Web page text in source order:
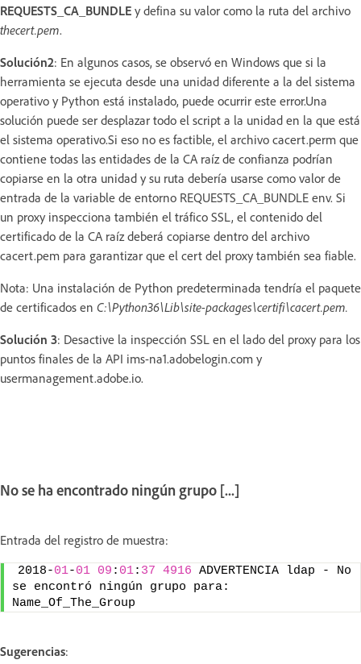
REQUESTS_CA_BUNDLE y defina su valor como la ruta del archivo
thecert.pem.
Solución2: En algunos casos, se observó en Windows que si la
herramienta se ejecuta desde una unidad diferente a la del sistema
operativo y Python está instalado, puede ocurrir este error.Una
solución puede ser desplazar todo el script a la unidad en la que está
el sistema operativo.Si eso no es factible, el archivo cacert.perm que
contiene todas las entidades de la CA raíz de confianza podrían
copiarse en la otra unidad y su ruta debería usarse como valor de
entrada de la variable de entorno REQUESTS_CA_BUNDLE env. Si
un proxy inspecciona también el tráfico SSL, el contenido del
certificado de la CA raíz deberá copiarse dentro del archivo
cacert.pem para garantizar que el cert del proxy también sea fiable.
Nota: Una instalación de Python predeterminada tendría el paquete
de certificados en C:\Python36\Lib\site-packages\certifi\cacert.pem.
Solución 3: Desactive la inspección SSL en el lado del proxy para los
puntos finales de la API ims-na1.adobelogin.com y
usermanagement.adobe.io.
No se ha encontrado ningún grupo [...]
Entrada del registro de muestra:
2018-01-01 09 : 01: 37 4916 ADVERTENCIA ldap - No
se encontró ningún grupo para:
Name_Of_The_Group
Sugerencias: